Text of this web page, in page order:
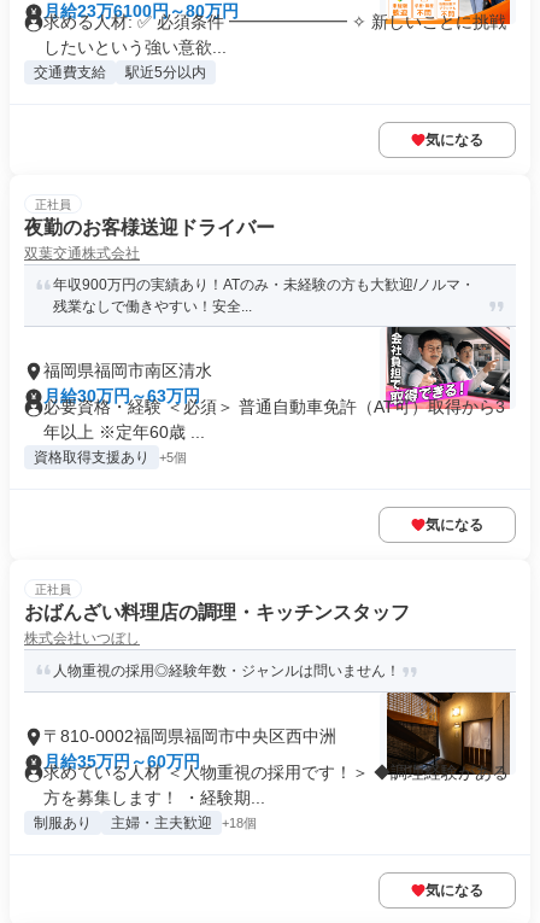
月給23万6100円～80万円
求める人材: ✅ 必須条件 ━━━━━━━ ✧ 新しいことに挑戦
したいという強い意欲...
交通費支給 駅近5分以内
気になる
正社員
夜勤のお客様送迎ドライバー
双葉交通株式会社
年収900万円の実績あり！ATのみ・未経験の方も大歓迎/ノルマ・
残業なしで働きやすい！安全...
福岡県福岡市南区清水
月給30万円～63万円
必要資格・経験 ＜必須＞ 普通自動車免許（AT可）取得から3
年以上 ※定年60歳 ...
資格取得支援あり +5個
気になる
正社員
おばんざい料理店の調理・キッチンスタッフ
株式会社いつぼし
人物重視の採用◎経験年数・ジャンルは問いません！
〒810-0002福岡県福岡市中央区西中洲
月給35万円～60万円
求めている人材 ＜人物重視の採用です！＞ ◆調理経験がある
方を募集します！ ・経験期...
制服あり 主婦・主夫歓迎 +18個
気になる